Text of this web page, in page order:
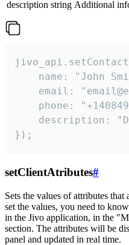
description string Additional
name: "John
email:
phone:
description:
});
setClientAtributes#
Sets the values ​​of attributes
set the values, you need to
in the Jivo application, in the
section. The attributes will be
panel and updated in real time.